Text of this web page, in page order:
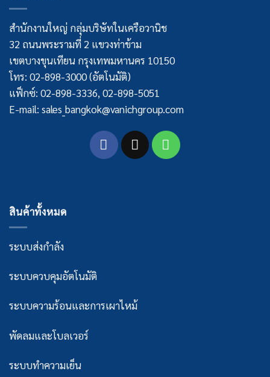
สำนักงานใหญ่ กลุ่มบริษัทในเครือวานิช
32 ถนนพระรามที่ 2 แขวงท่าข้าม
เขตบางขุนเทียน กรุงเทพมหานคร 10150
โทร: 02-898-3000 (อัตโนมัติ)
แฟ็กซ์: 02-898-3336, 02-898-5051
E-mail: sales_bangkok@vanichgroup.com
สินค้าทั้งหมด
ระบบส่งกำลัง
ระบบควบคุมอัตโนมัติ
ระบบความร้อนและการเผาไหม้
พัดลมและโบลเวอร์
ระบบทำความเย็น